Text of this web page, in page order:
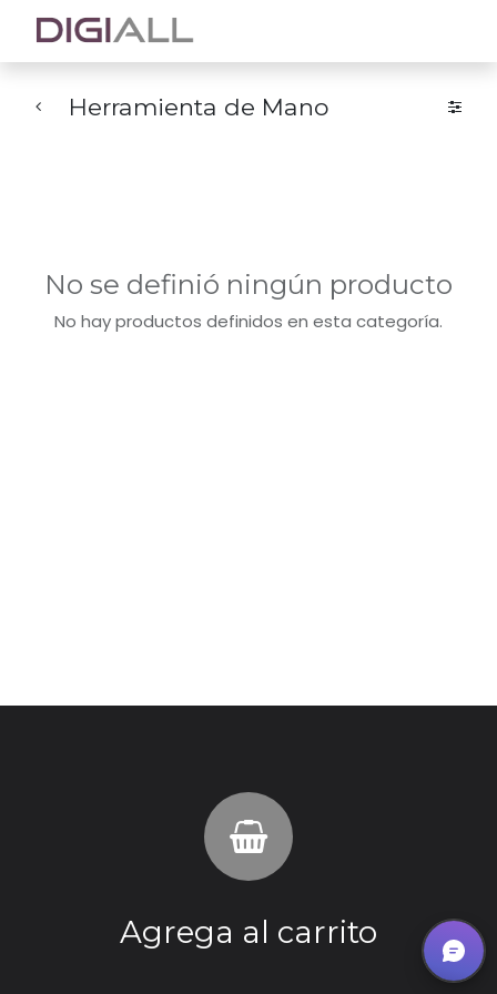
Herramienta de Mano
No se definió ningún producto
No hay productos definidos en esta categoría.
Agrega al carrito